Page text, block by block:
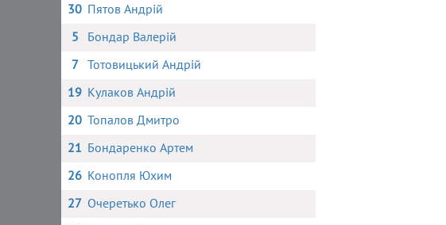
30 Пятов Андрій
5
Бондар Валерій
7 Тотовицький Андрій
19 Кулаков Андрій
20 Топалов Дмитро
21 Бондаренко Артем
26 Конопля Юхим
27 Очеретько Олег